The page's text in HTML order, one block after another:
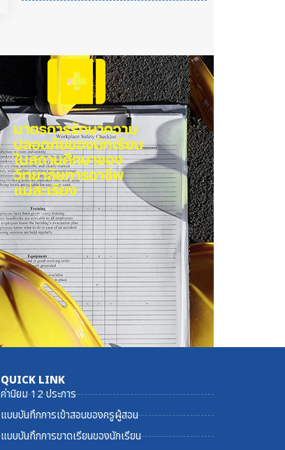
QUICK LINK
ค่านิยม 12 ประการ
แบบบันทึกการเข้าสอนของครูผู้สอน
แบบบันทึกการขาดเรียนของนักเรียน